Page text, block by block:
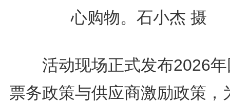
心购物。石小杰 摄
活动现场正式发布2026年
票务政策与供应商激励政策，